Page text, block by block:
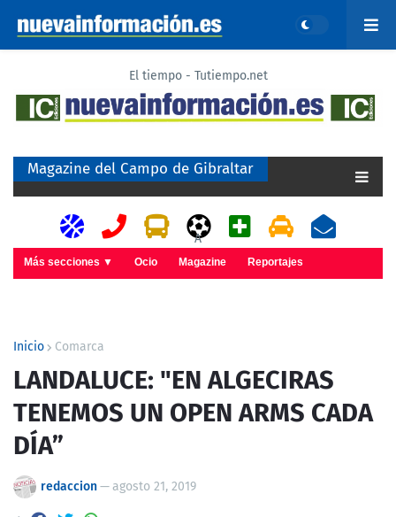
El tiempo - Tutiempo.net
Magazine del Campo de Gibraltar
A
Más secciones ▼ Ocio Magazine Reportajes
Inicio Comarca
LANDALUCE: "EN ALGECIRAS
TENEMOS UN OPEN ARMS CADA
DÍA”
redaccion—agosto 21, 2019